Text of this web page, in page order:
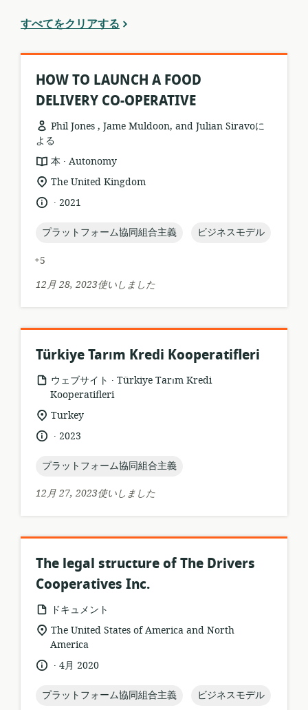
か
すべてをクリアする
HOW TO LAUNCH A FOOD
DELIVERY CO-OPERATIVE
Phil Jones , Jame Muldoon, and Julian Siravoに
よる
リ
ソ
ー
ス
ォ
ト:
本 .
公
開
者:
Autonomy
関
す
る
ロ
シ
ン:
The United Kingdom
言
.
公
日:
2021
topic:
プラットフォーム協同組合主義 topic:
ビジネスモデル
+5
12月 28, 2023使いしました
Türkiye Tarım Kredi Kooperatifleri
リ
ソ
ー
ス
フ
ー
ッ
ウェブサイト .
公
Türkiye Tarım Kredi
Kooperatifleri
関
す
る
ロ
ケ
ー
シ
Turkey
言
.
公
日:
2023
topic:
プラットフォーム協同組合主義
12月 27, 2023使いしました
The legal structure of The Drivers
Cooperatives Inc.
リ
ソ
ー
ス
フ
ー
ドキュメント
関
連
ロ
ケ
The United States of America and North
America
言
.
公
日:
4月 2020
topic:
プラットフォーム協同組合主義 topic:
ビジネスモデル